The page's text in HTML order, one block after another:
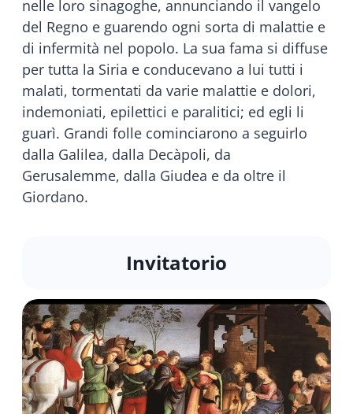
nelle loro sinagoghe, annunciando il vangelo
del Regno e guarendo ogni sorta di malattie e
di infermità nel popolo. La sua fama si diffuse
per tutta la Siria e conducevano a lui tutti i
malati, tormentati da varie malattie e dolori,
indemoniati, epilettici e paralitici; ed egli li
guarì. Grandi folle cominciarono a seguirlo
dalla Galilea, dalla Decàpoli, da
Gerusalemme, dalla Giudea e da oltre il
Giordano.
Invitatorio